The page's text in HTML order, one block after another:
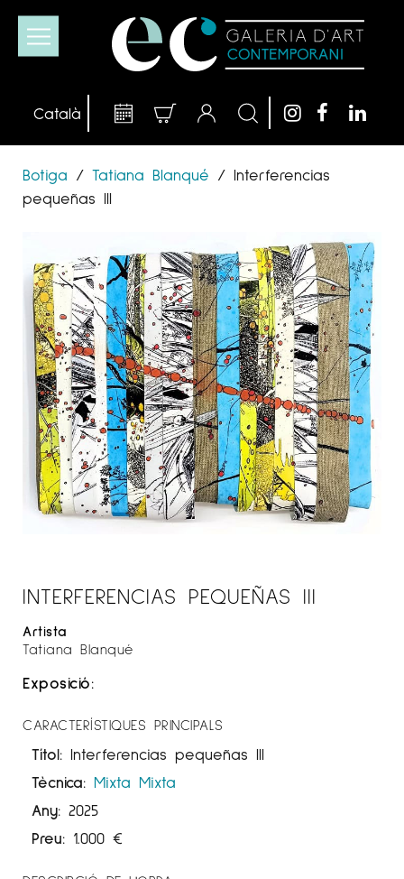
Botiga / Tatiana Blanqué / Interferencias
pequeñas III
INTERFERENCIAS PEQUEÑAS III
Artista
Tatiana Blanqué
Exposició:
CARACTERÍSTIQUES PRINCIPALS
Títol: Interferencias pequeñas III
Tècnica: Mixta Mixta
Any: 2025
Preu: 1.000 €